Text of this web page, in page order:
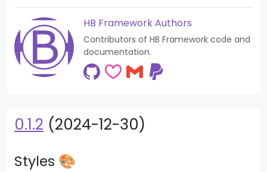
HB Framework Authors
Contributors of HB Framework code and
documentation.
0.1.2 (2024-12-30)
Styles 🎨